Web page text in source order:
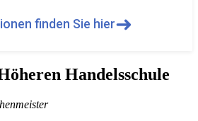
finden Sie hier➜
Handelsschule